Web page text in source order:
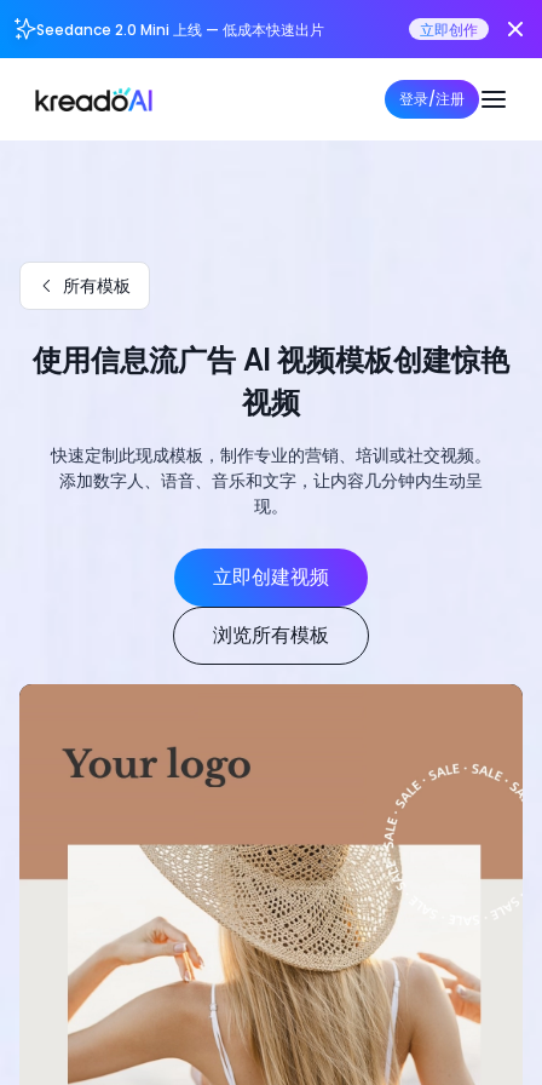
Seedance 2.0 Mini 上线 — 低成本快速出片 立即创作
登录/注册
所有模板
使用信息流广告 AI 视频模板创建惊艳
视频
快速定制此现成模板，制作专业的营销、培训或社交视频。
添加数字人、语音、音乐和文字，让内容几分钟内生动呈
现。
立即创建视频
浏览所有模板